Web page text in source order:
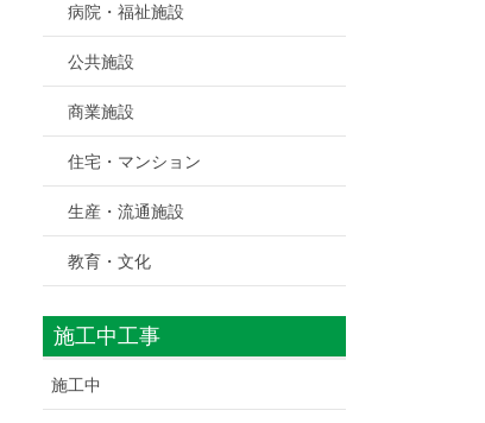
病院・福祉施設
公共施設
商業施設
住宅・マンション
生産・流通施設
教育・文化
施工中工事
施工中